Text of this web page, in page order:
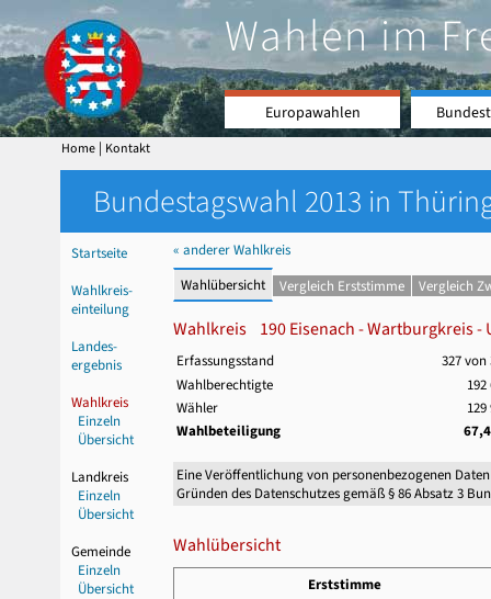
Wahlen im
Europawahlen
Home | Kontakt
Bundestagswahl 2013 in
Startseite
Wahlkreis-
einteilung
Landes-
ergebnis
Wahlkreis
Einzeln
Übersicht
Landkreis
Einzeln
Übersicht
Gemeinde
Einzeln
Übersicht
« anderer Wahlkreis
Wahlübersicht
Vergleich Erststimme Vergleich
Wahlkreis 190 Eisenach - Wartburgkreis -
Erfassungsstand
327 von
Wahlberechtigte
192
Wähler
129
Wahlbeteiligung
Eine Veröffentlichung von personenbezogenen
Gründen des Datenschutzes gemäß § 86 Absatz 3
Wahlübersicht
Erststimme